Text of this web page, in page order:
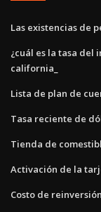
Las existencias de
¿cuál es la tasa del
california_
Lista de plan de
Tasa reciente de
Tienda de
Activación de la
Costo de